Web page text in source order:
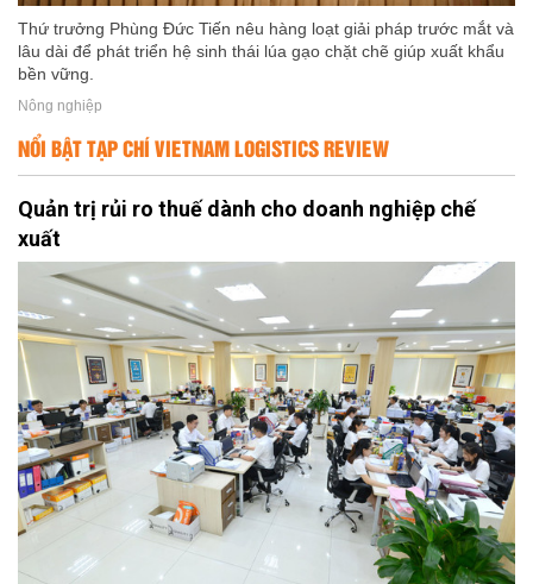
Thứ trưởng Phùng Đức Tiến nêu hàng loạt giải pháp trước mắt và
lâu dài để phát triển hệ sinh thái lúa gạo chặt chẽ giúp xuất khẩu
bền vững.
Nông nghiệp
NỔI BẬT TẠP CHÍ VIETNAM LOGISTICS REVIEW
Quản trị rủi ro thuế dành cho doanh nghiệp chế
xuất